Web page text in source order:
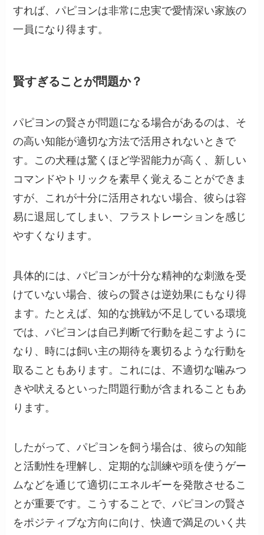
すれば、パピヨンは非常に忠実で愛情深い家族の
一員になり得ます。
賢すぎることが問題か？
パピヨンの賢さが問題になる場合があるのは、そ
の高い知能が適切な方法で活用されないときで
す。この犬種は驚くほど学習能力が高く、新しい
コマンドやトリックを素早く覚えることができま
すが、これが十分に活用されない場合、彼らは容
易に退屈してしまい、フラストレーションを感じ
やすくなります。
具体的には、パピヨンが十分な精神的な刺激を受
けていない場合、彼らの賢さは逆効果にもなり得
ます。たとえば、知的な挑戦が不足している環境
では、パピヨンは自己判断で行動を起こすように
なり、時には飼い主の期待を裏切るような行動を
取ることもあります。これには、不適切な噛みつ
きや吠えるといった問題行動が含まれることもあ
ります。
したがって、パピヨンを飼う場合は、彼らの知能
と活動性を理解し、定期的な訓練や頭を使うゲー
ムなどを通じて適切にエネルギーを発散させるこ
とが重要です。こうすることで、パピヨンの賢さ
をポジティブな方向に向け、快適で満足のいく共